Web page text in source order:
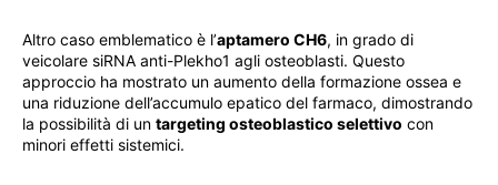
Altro caso emblematico è l’aptamero CH6, in grado di
veicolare siRNA anti-Plekho1 agli osteoblasti. Questo
approccio ha mostrato un aumento della formazione ossea e
una riduzione dell’accumulo epatico del farmaco, dimostrando
la possibilità di un targeting osteoblastico selettivo con
minori effetti sistemici.